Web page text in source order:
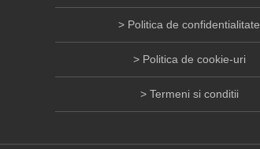
Politica de confidentialitate
Politica de cookie-uri
Termeni si conditii